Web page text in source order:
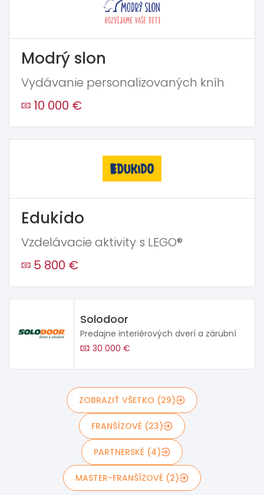
Modrý slon
Vydávanie personalizovaných kníh
10 000 €
Edukido
Vzdelávacie aktivity s LEGO®
5 800 €
Solodoor
Predajne interiérových dverí a zárubní
30 000 €
ZOBRAZIŤ VŠETKO (29)
FRANŠÍZOVÉ (23)
PARTNERSKÉ (4)
MASTER-FRANŠÍZOVÉ (2)